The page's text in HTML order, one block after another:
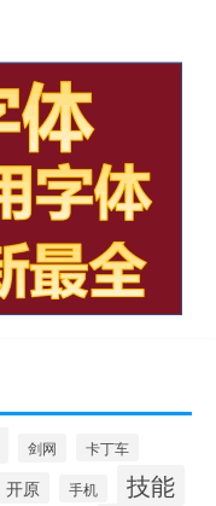
剑网 卡丁车
开原 手机 技能